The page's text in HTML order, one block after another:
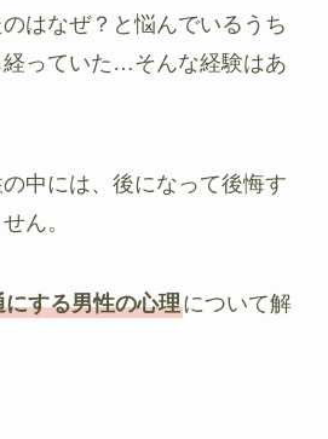
はなぜ？と悩んでいるうち
っていた…そんな経験はあ
中には、後になって後悔す
ん。
にする男性の心理について解